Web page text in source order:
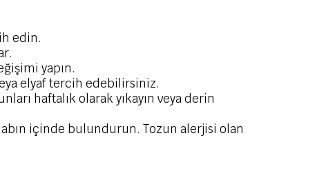
edin.
yapın.
elyaf tercih edebilirsiniz.
haftalık olarak yıkayın veya derin
içinde bulundurun. Tozun alerjisi olan